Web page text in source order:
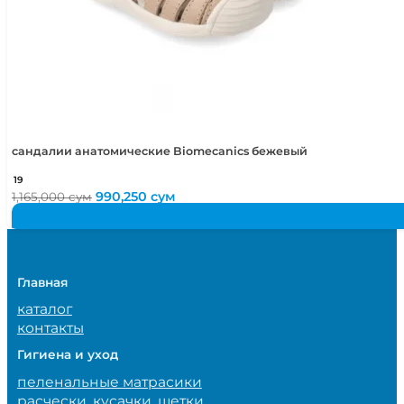
сандалии анатомические Biomecanics бежевый
19
1,165,000сум Первоначальная
цена
1,165,000 сум.
990,250сум
цена:
Главная
каталог
контакты
Гигиена и уход
пеленальные матрасики